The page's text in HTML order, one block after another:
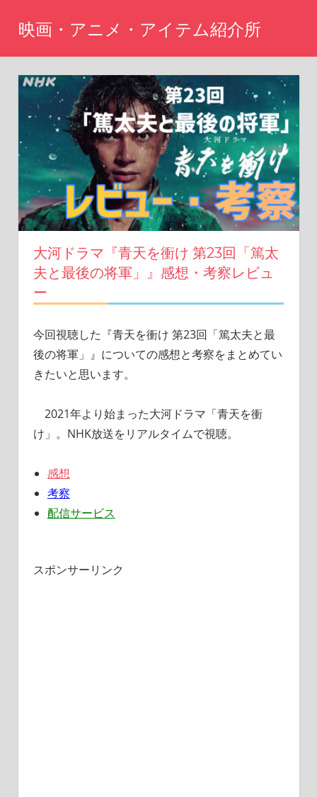
映画・アニメ・アイテム紹介所
WordPress
大河ドラマ『青天を衝け 第23回「篤太
夫と最後の将軍」』感想・考察レビュ
ー
今回視聴した『青天を衝け 第23回「篤太夫と最
後の将軍」』についての感想と考察をまとめてい
きたいと思います。
2021年より始まった大河ドラマ「青天を衝
け」。NHK放送をリアルタイムで視聴。
感想
考察
配信サービス
スポンサーリンク